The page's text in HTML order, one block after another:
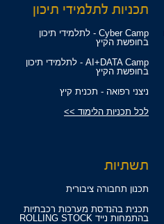
תכניות לתלמידי תיכון
Cyber Camp - לתלמידי תיכון
בחופשת הקיץ
AI+DATA Camp - לתלמידי תיכון
בחופשת הקיץ
ניצני רפואה - תכנית קיץ
לכל תכניות הלימוד >>
תשתיות
תכנון תחבורה ציבורית
תכנית בהנדסת מערכות רכבתיות
בהתמחות נייד ROLLING STOCK